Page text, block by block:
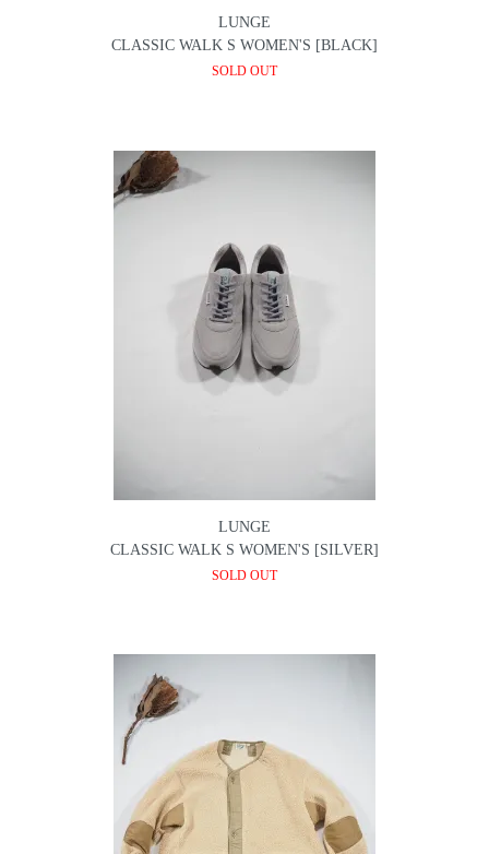
LUNGE
CLASSIC WALK S WOMEN'S [BLACK]
SOLD OUT
LUNGE
CLASSIC WALK S WOMEN'S [SILVER]
SOLD OUT